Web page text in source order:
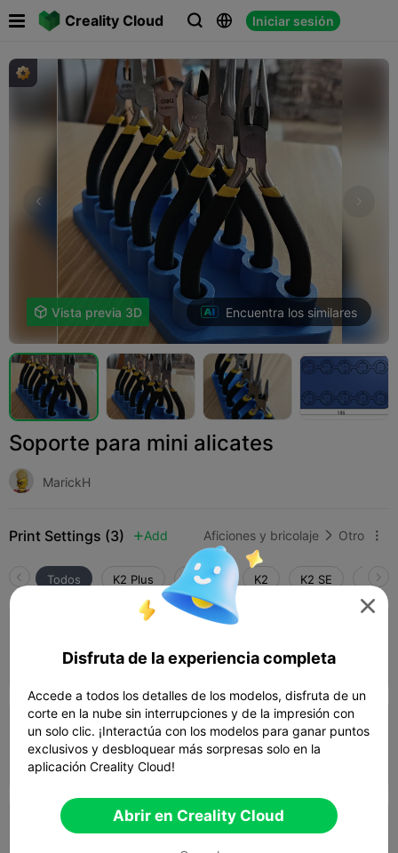
Creality Cloud   Iniciar sesión
 
 Vista previa 3D Encuentra los similares
Soporte para mini alicates
MarickH
Print Settings (3)  Add Aficiones y bricolaje  Otro 
Todos K2 Plus K2 Pro K2 K2 SE
 01h 42m  1 plates  72.78g
0.2mm layer, 2 walls, 15% infill
 02h 40m  1 plates  63.37g
0.2mm layer, 2 walls, 15% infill

Disfruta de la experiencia completa
Accede a todos los detalles de los modelos, disfruta de un
corte en la nube sin interrupciones y de la impresión con
un solo clic. ¡Interactúa con los modelos para ganar puntos
exclusivos y desbloquear más sorpresas solo en la
aplicación Creality Cloud!
Abrir en Creality Cloud